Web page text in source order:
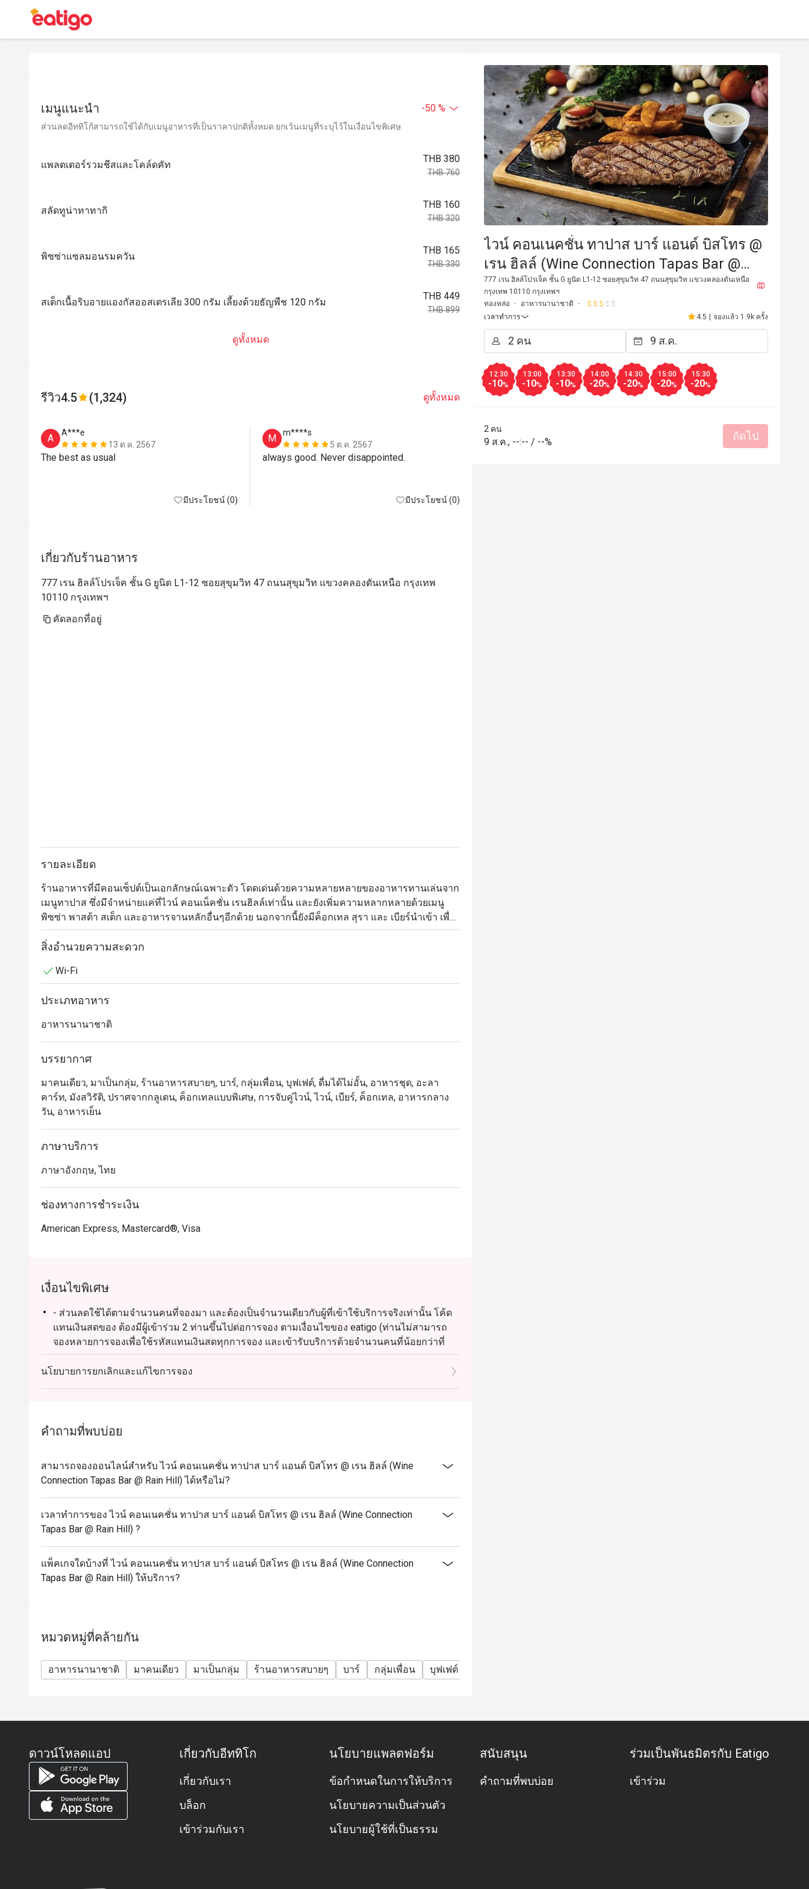
เมนูแนะนำ -50 %
ส่วนลดอีททิโก้สามารถใช้ได้กับเมนูอาหารที่เป็นราคาปกติทั้งหมด ยกเว้นเมนูที่ระบุไว้ในเงื่อนไขพิเศษ
แพลตเตอร์รวมชีสและโคล์ดคัท
THB 380
THB 760
สลัดทูน่าทาทากิ
THB 160
THB 320
พิซซ่าแซลมอนรมควัน
THB 165
THB 330
สเต็กเนื้อริบอายแองกัสออสเตรเลีย 300 กรัม เลี้ยงด้วยธัญพืช 120 กรัม
THB 449
THB 899
ดูทั้งหมด
รีวิว4.5 (1,324) ดูทั้งหมด
A
A***e
13 ต.ค. 2567
มีประโยชน์ (0)
M
m****s
5 ต.ค. 2567
always good. Never disappointed.
มีประโยชน์ (0)
K
K*****n
เกี่ยวกับร้านอาหาร
777 เรน ฮิลล์โปรเจ็ค ชั้น G ยูนิต L1-12 ซอยสุขุมวิท 47 ถนนสุขุมวิท แขวงคลองตันเหนือ กรุงเทพ
10110 กรุงเทพฯ
คัดลอกที่อยู่
รายละเอียด
ร้านอาหารที่มีคอนเซ็ปต์เป็นเอกลักษณ์เฉพาะตัว โดดเด่นด้วยความหลายหลายของอาหารทานเล่นจาก
เมนูทาปาส ซึ่งมีจำหน่ายแค่ที่ไวน์ คอนเน็คชั่น เรนฮิลล์เท่านั้น และยังเพิ่มความหลากหลายด้วยเมนู
พิซซ่า พาสต้า สเต็ก และอาหารจานหลักอื่นๆอีกด้วย นอกจากนี้ยังมีค็อกเทล สุรา และ เบียร์นำเข้า เพื่อ
เพิ่มรสชาติให้กับมื้ออาหารของคุณ และที่พิเศษไปกว่านั้น เรายังมีไวน์เซลล่าให้ลูกค้าได้เดินเข้าไป
เลือกชมไวน์ด้วยตนเองอีกด้วย
สิ่งอำนวยความสะดวก
Wi-Fi
ประเภทอาหาร
อาหารนานาชาติ
บรรยากาศ
มาคนเดียว, มาเป็นกลุ่ม, ร้านอาหารสบายๆ, บาร์, กลุ่มเพื่อน, บุฟเฟต์, ดื่มได้ไม่อั้น, อาหารชุด, อะลา
คาร์ท, มังสวิรัติ, ปราศจากกลูเตน, ค็อกเทลแบบพิเศษ, การจับคู่ไวน์, ไวน์, เบียร์, ค็อกเทล, อาหารกลาง
วัน, อาหารเย็น
ภาษาบริการ
ภาษาอังกฤษ, ไทย
ช่องทางการชำระเงิน
American Express, Mastercard®, Visa
เงื่อนไขพิเศษ
- ส่วนลดใช้ได้ตามจำนวนคนที่จองมา และต้องเป็นจำนวนเดียวกับผู้ที่เข้าใช้บริการจริงเท่านั้น โค้ด
แทนเงินสดของ ต้องมีผู้เข้าร่วม 2 ท่านขึ้นไปต่อการจอง ตามเงื่อนไขของ eatigo (ท่านไม่สามารถ
จองหลายการจองเพื่อใช้รหัสแทนเงินสดทุกการจอง และเข้ารับบริการด้วยจำนวนคนที่น้อยกว่าที่
จองไว้)
- โปรโมชั่นนี้ไม่สามารถใช้ได้กับเครื่องดื่มต่างๆหรือโปรโมชั่นอื่น ๆ ของทางร้าน เช่น ชุดอาหาร
กลางวัน ชุดกาแฟและของหวาน หรือข้อเสนอในเวลาจำกัด ส่วนลดใช้ได้กับเมนู Alacart เท่านั้น และ
ของเวลาที่ท่านจองไว้ ทางร้านจะไม่สามารถรับการจองได้
บ้านได้
- หากมีการจองเป็นจำนวนมากในเย็นวันศุกร์และเสาร์ ท่านอาจต้องรอการจัดที่นั่งประมาณ 2-3
นาที
- ลูกค้าสามารถสั่งอาหารได้ภายในเวลา 1 ชั่วโมงของเวลาที่จองไว้
- ลูกค้าจะสามารถนั่งรับประทานอาหารภายในร้านได้ไม่เกิน 2 ชั่วโมง หลังเวลาที่จองไว้เท่านั้น
นโยบายการยกเลิกและแก้ไขการจอง
คำถามที่พบบ่อย
สามารถจองออนไลน์สำหรับ ไวน์ คอนเนคชั่น ทาปาส บาร์ แอนด์ บิสโทร @ เรน ฮิลล์ (Wine
Connection Tapas Bar @ Rain Hill) ได้หรือไม่?
เวลาทำการของ ไวน์ คอนเนคชั่น ทาปาส บาร์ แอนด์ บิสโทร @ เรน ฮิลล์ (Wine Connection
Tapas Bar @ Rain Hill) ?
แพ็คเกจใดบ้างที่ ไวน์ คอนเนคชั่น ทาปาส บาร์ แอนด์ บิสโทร @ เรน ฮิลล์ (Wine Connection
Tapas Bar @ Rain Hill) ให้บริการ?
หมวดหมู่ที่คล้ายกัน
อาหารนานาชาติ มาคนเดียว มาเป็นกลุ่ม ร้านอาหารสบายๆ บาร์ กลุ่มเพื่อน บุฟเฟต์
ไวน์ คอนเนคชั่น ทาปาส บาร์ แอนด์ บิสโทร @
เรน ฮิลล์ (Wine Connection Tapas Bar @
Rain Hill)
777 เรน ฮิลล์โปรเจ็ค ชั้น G ยูนิต L1-12 ซอยสุขุมวิท 47 ถนนสุขุมวิท แขวงคลองตันเหนือ
กรุงเทพ 10110 กรุงเทพฯ
ทองหล่อ
อาหารนานาชาติ
เวลาทำการ
4.5 | จองแล้ว 1.9k ครั้ง
12:30
-10%
13:00
-10%
13:30
-10%
14:00
-20%
14:30
-20%
15:00
-20%
15:30
-20%
2 คน
9 ส.ค., --:-- / --% ถัดไป
ดาวน์โหลดแอป เกี่ยวกับอีททิโก
เกี่ยวกับเรา
บล็อก
เข้าร่วมกับเรา
นโยบายแพลตฟอร์ม
ข้อกำหนดในการให้บริการ
นโยบายความเป็นส่วนตัว
นโยบายผู้ใช้ที่เป็นธรรม
สนับสนุน
คำถามที่พบบ่อย
ร่วมเป็นพันธมิตรกับ Eatigo
เข้าร่วม